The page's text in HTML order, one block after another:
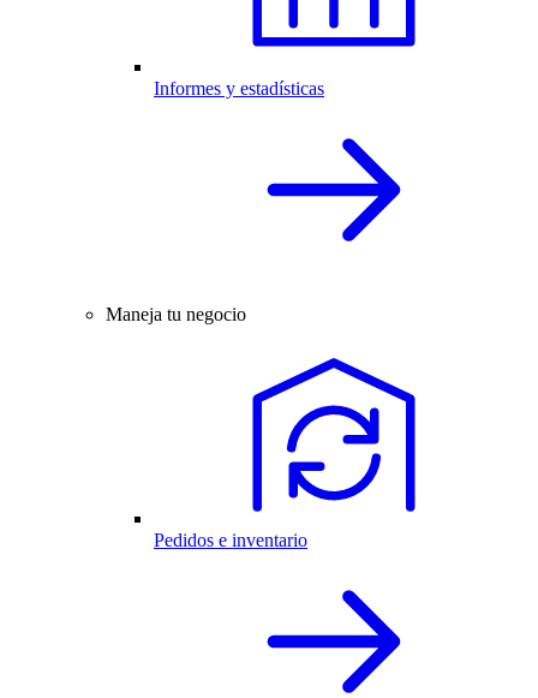
Informes y estadísticas
Maneja tu negocio
Pedidos e inventario